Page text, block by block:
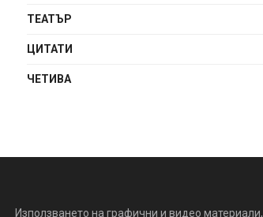
ТЕАТЪР
ЦИТАТИ
ЧЕТИВА
Използването на графични и видео материали,